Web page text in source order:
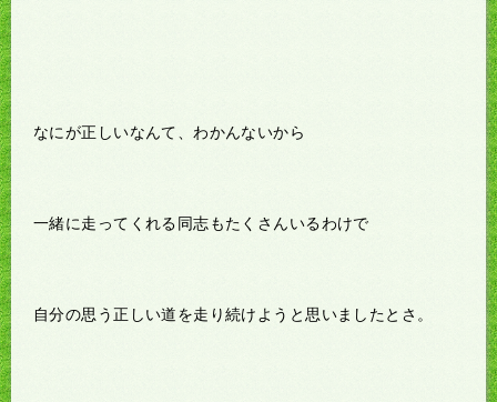
なにが正しいなんて、わかんないから
一緒に走ってくれる同志もたくさんいるわけで
自分の思う正しい道を走り続けようと思いましたとさ。